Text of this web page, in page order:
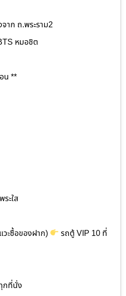
าก ถ.พระราม2
หมอชิต
น **
ะใส
ะซื้อของฝาก)
รถตู้ VIP 10 ที่
กที่นั่ง